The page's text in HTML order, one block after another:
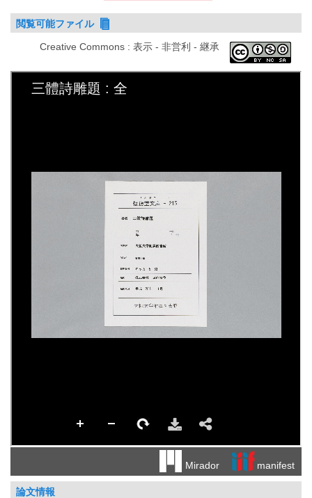
閲覧可能ファイル
Creative Commons : 表示 - 非営利 - 継承
Mirador manifest
論文情報